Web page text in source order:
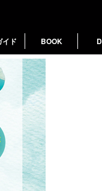
イド BOOK